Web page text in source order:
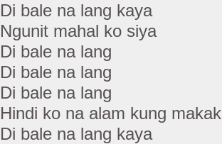
Di bale na lang kaya
Ngunit mahal ko siya
Di bale na lang
Di bale na lang
Di bale na lang
Hindi ko na alam kung
Di bale na lang kaya